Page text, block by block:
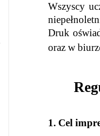
Wszyscy
Druk
oraz w
1. Cel